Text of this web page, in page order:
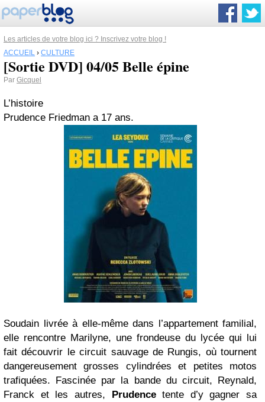
Les articles de votre blog ici ? Inscrivez votre blog !
ACCUEIL › CULTURE
[Sortie DVD] 04/05 Belle épine
Par Gicquel
L’histoire
Prudence Friedman a 17 ans.
Soudain livrée à elle‐même dans l’appartement familial,
elle rencontre Marilyne, une frondeuse du lycée qui lui
fait découvrir le circuit sauvage de Rungis, où tournent
dangereusement grosses cylindrées et petites motos
trafiquées. Fascinée par la bande du circuit, Reynald,
Franck et les autres, Prudencetente d’y gagner sa